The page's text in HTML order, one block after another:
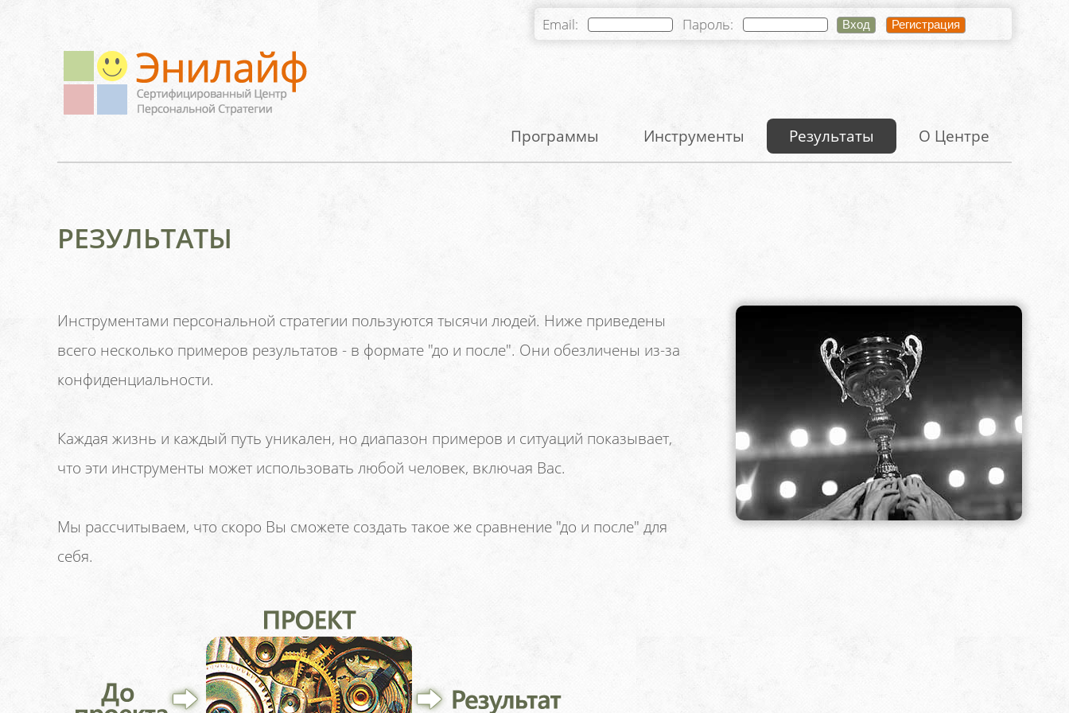
Email: Пароль:
Программы Инструменты Результаты О Центре
РЕЗУЛЬТАТЫ
Инструментами персональной стратегии пользуются тысячи людей. Ниже приведены
всего несколько примеров результатов - в формате "до и после". Они обезличены из-за
конфиденциальности.
Каждая жизнь и каждый путь уникален, но диапазон примеров и ситуаций показывает,
что эти инструменты может использовать любой человек, включая Вас.
Мы рассчитываем, что скоро Вы сможете создать такое же сравнение "до и после" для
себя.